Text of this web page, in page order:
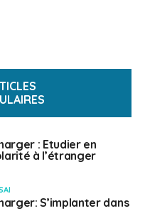
: Etudier en
à l’étranger
S’implanter dans